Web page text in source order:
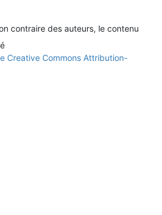
contraire des auteurs, le contenu
Creative Commons Attribution-